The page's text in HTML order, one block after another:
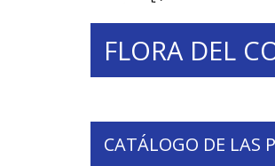
FLORA DEL
CATÁLOGO DE LAS